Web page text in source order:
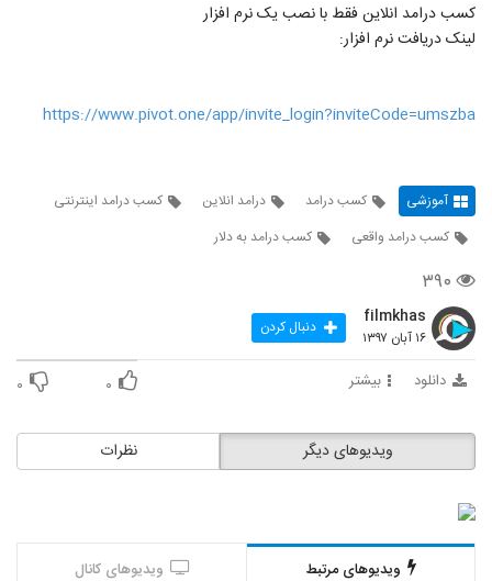
کسب درامد انلاین فقط با نصب یک نرم افزار
لینک دریافت نرم افزار:
https://www.pivot.one/app/invite_login?inviteCode=umszba
آموزشی کسب درامد درامد انلاین
کسب درامد اینترنتی
کسب درامد واقعی
کسب درامد به دلار
۳۹۰
filmkhas
۱۶ آبان ۱۳۹۷ دنبال کردن
دانلود بیشتر ۰ ۰
نظرات ویدیوهای دیگر
ویدیوهای مرتبط ویدیوهای کانال